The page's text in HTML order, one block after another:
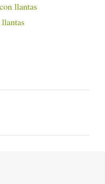
llantas